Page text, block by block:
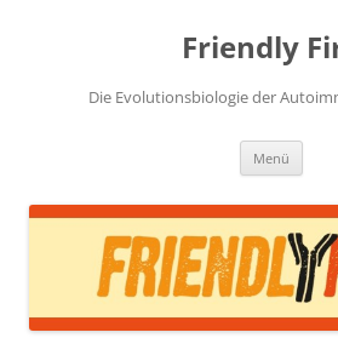
Friendly
Die Evolutionsbiologie der
Menü